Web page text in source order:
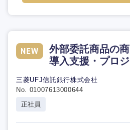
外部委託商品の
導入支援・プロ
三菱UFJ信託銀行株式会社
No. 01007613000644
正社員